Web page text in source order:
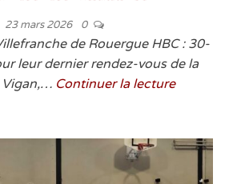
23 mars 2026 0
de Rouergue HBC : 30-
leur dernier rendez-vous de la
Vigan,… Continuer la lecture